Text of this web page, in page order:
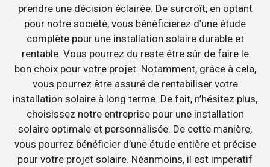
prendre une décision éclairée. De surcroît, en optant
pour notre société, vous bénéficierez d’une étude
complète pour une installation solaire durable et
rentable. Vous pourrez du reste être sûr de faire le
bon choix pour votre projet. Notamment, grâce à cela,
vous pourrez être assuré de rentabiliser votre
installation solaire à long terme. De fait, n’hésitez plus,
choisissez notre entreprise pour une installation
solaire optimale et personnalisée. De cette manière,
vous pourrez bénéficier d’une étude entière et précise
pour votre projet solaire. Néanmoins, il est impératif